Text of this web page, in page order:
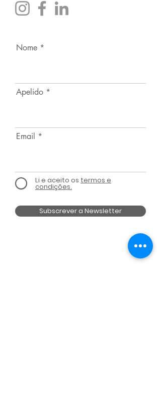
Nome
Apelido
Email
Li e aceito os termos e
condições.
Subscrever a Newsletter